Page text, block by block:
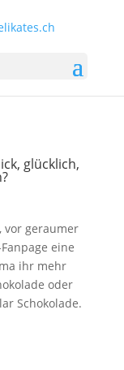
glücklich,
vor geraumer
eine
ihr mehr
oder
Schokolade.